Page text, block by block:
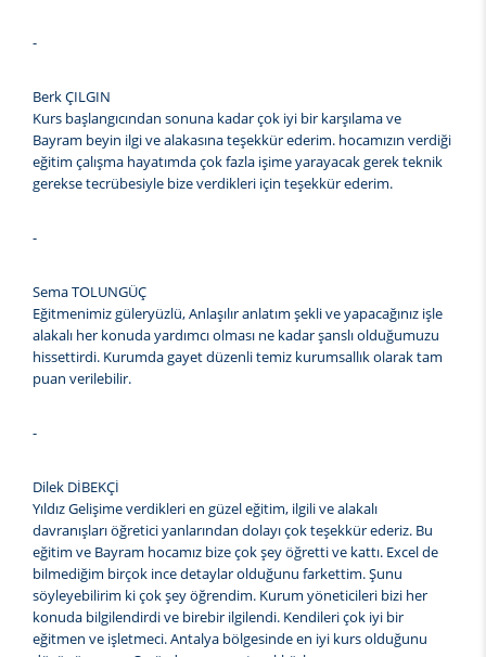
-
Berk ÇILGIN
Kurs başlangıcından sonuna kadar çok iyi bir karşılama ve
Bayram beyin ilgi ve alakasına teşekkür ederim. hocamızın verdiği
eğitim çalışma hayatımda çok fazla işime yarayacak gerek teknik
gerekse tecrübesiyle bize verdikleri için teşekkür ederim.
-
Sema TOLUNGÜÇ
Eğitmenimiz güleryüzlü, Anlaşılır anlatım şekli ve yapacağınız işle
alakalı her konuda yardımcı olması ne kadar şanslı olduğumuzu
hissettirdi. Kurumda gayet düzenli temiz kurumsallık olarak tam
puan verilebilir.
-
Dilek DİBEKÇİ
Yıldız Gelişime verdikleri en güzel eğitim, ilgili ve alakalı
davranışları öğretici yanlarından dolayı çok teşekkür ederiz. Bu
eğitim ve Bayram hocamız bize çok şey öğretti ve kattı. Excel de
bilmediğim birçok ince detaylar olduğunu farkettim. Şunu
söyleyebilirim ki çok şey öğrendim. Kurum yöneticileri bizi her
konuda bilgilendirdi ve birebir ilgilendi. Kendileri çok iyi bir
eğitmen ve işletmeci. Antalya bölgesinde en iyi kurs olduğunu